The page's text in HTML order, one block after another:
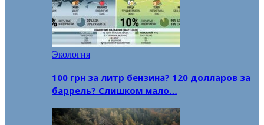
Экология
100 грн за литр бензина? 120 долларов за
баррель? Слишком мало…